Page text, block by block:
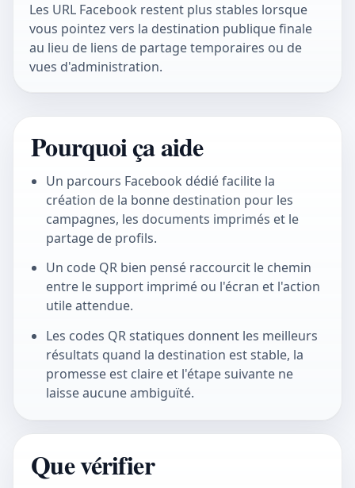
Les URL Facebook restent plus stables lorsque
vous pointez vers la destination publique finale
au lieu de liens de partage temporaires ou de
vues d'administration.
Pourquoi ça aide
Un parcours Facebook dédié facilite la
création de la bonne destination pour les
campagnes, les documents imprimés et le
partage de profils.
Un code QR bien pensé raccourcit le chemin
entre le support imprimé ou l'écran et l'action
utile attendue.
Les codes QR statiques donnent les meilleurs
résultats quand la destination est stable, la
promesse est claire et l'étape suivante ne
laisse aucune ambiguïté.
Que vérifier